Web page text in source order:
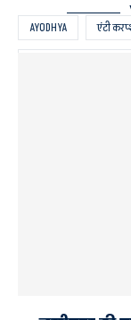
AYODHYA एंटी